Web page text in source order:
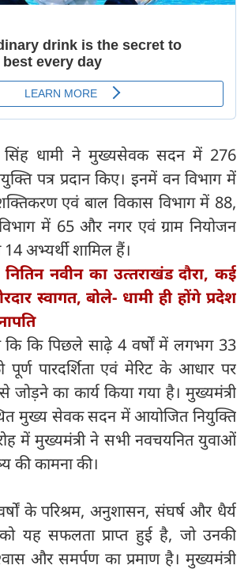
सिंह धामी ने मुख्यसेवक सदन में 276
पत्र प्रदान किए। इनमें वन विभाग में
एवं बाल विकास विभाग में 88,
विभाग में 65 और नगर एवं ग्राम नियोजन
अभ्यर्थी शामिल हैं।
नितिन नवीन का उत्‍तराखंड दौरा, कई
स्‍वागत, बोले- धामी ही होंगे प्रदेश
कि कि पिछले साढ़े 4 वर्षों में लगभग 33
पारदर्शिता एवं मेरिट के आधार पर
का कार्य किया गया है। मुख्यमंत्री
मुख्य सेवक सदन में आयोजित नियुक्ति
में मुख्यमंत्री ने सभी नवचयनित युवाओं
की कामना की।
के परिश्रम, अनुशासन, संघर्ष और धैर्य
यह सफलता प्राप्त हुई है, जो उनकी
और समर्पण का प्रमाण है। मुख्यमंत्री